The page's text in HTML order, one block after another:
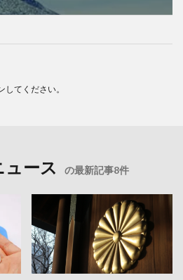
してください。
ース の最新記事8件